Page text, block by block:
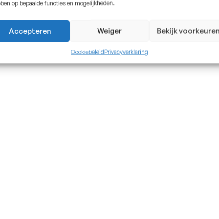
op bepaalde functies en mogelijkheden.
Accepteren Weiger Bekijk
CookiebeleidPrivacyverklaring